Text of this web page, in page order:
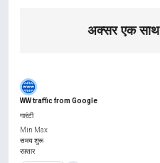
अक्सर एक साथ
WW traffic from Google
गारंटी
Min Max
समय शुरू
रफ़्तार